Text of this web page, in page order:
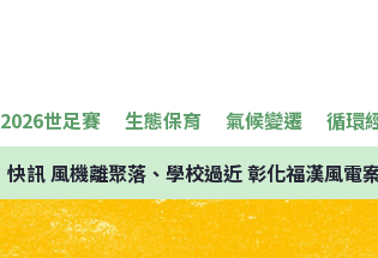
2026世足賽 生態保育 氣候變遷 循環
快訊風機離聚落、學校過近 彰化福漢風電